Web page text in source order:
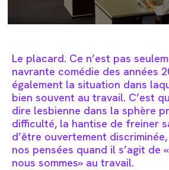
Le placard. Ce n’est pas
navrante comédie des années
également la situation dans
bien souvent au travail. C’est
dire lesbienne dans la sphère
difficulté, la hantise de freiner
d’être ouvertement
nos pensées quand il s’agit de
nous sommes» au travail.